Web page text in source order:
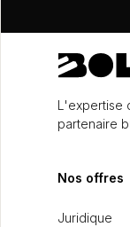
L'expertise
partenaire
Nos offres
Juridique